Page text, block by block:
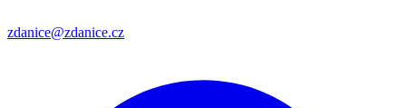
zdanice@zdanice.cz